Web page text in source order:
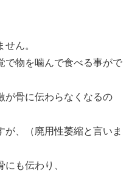
ん。
で物を噛んで食べる事がで
が骨に伝わらなくなるの
、（廃用性萎縮と言いま
も伝わり、